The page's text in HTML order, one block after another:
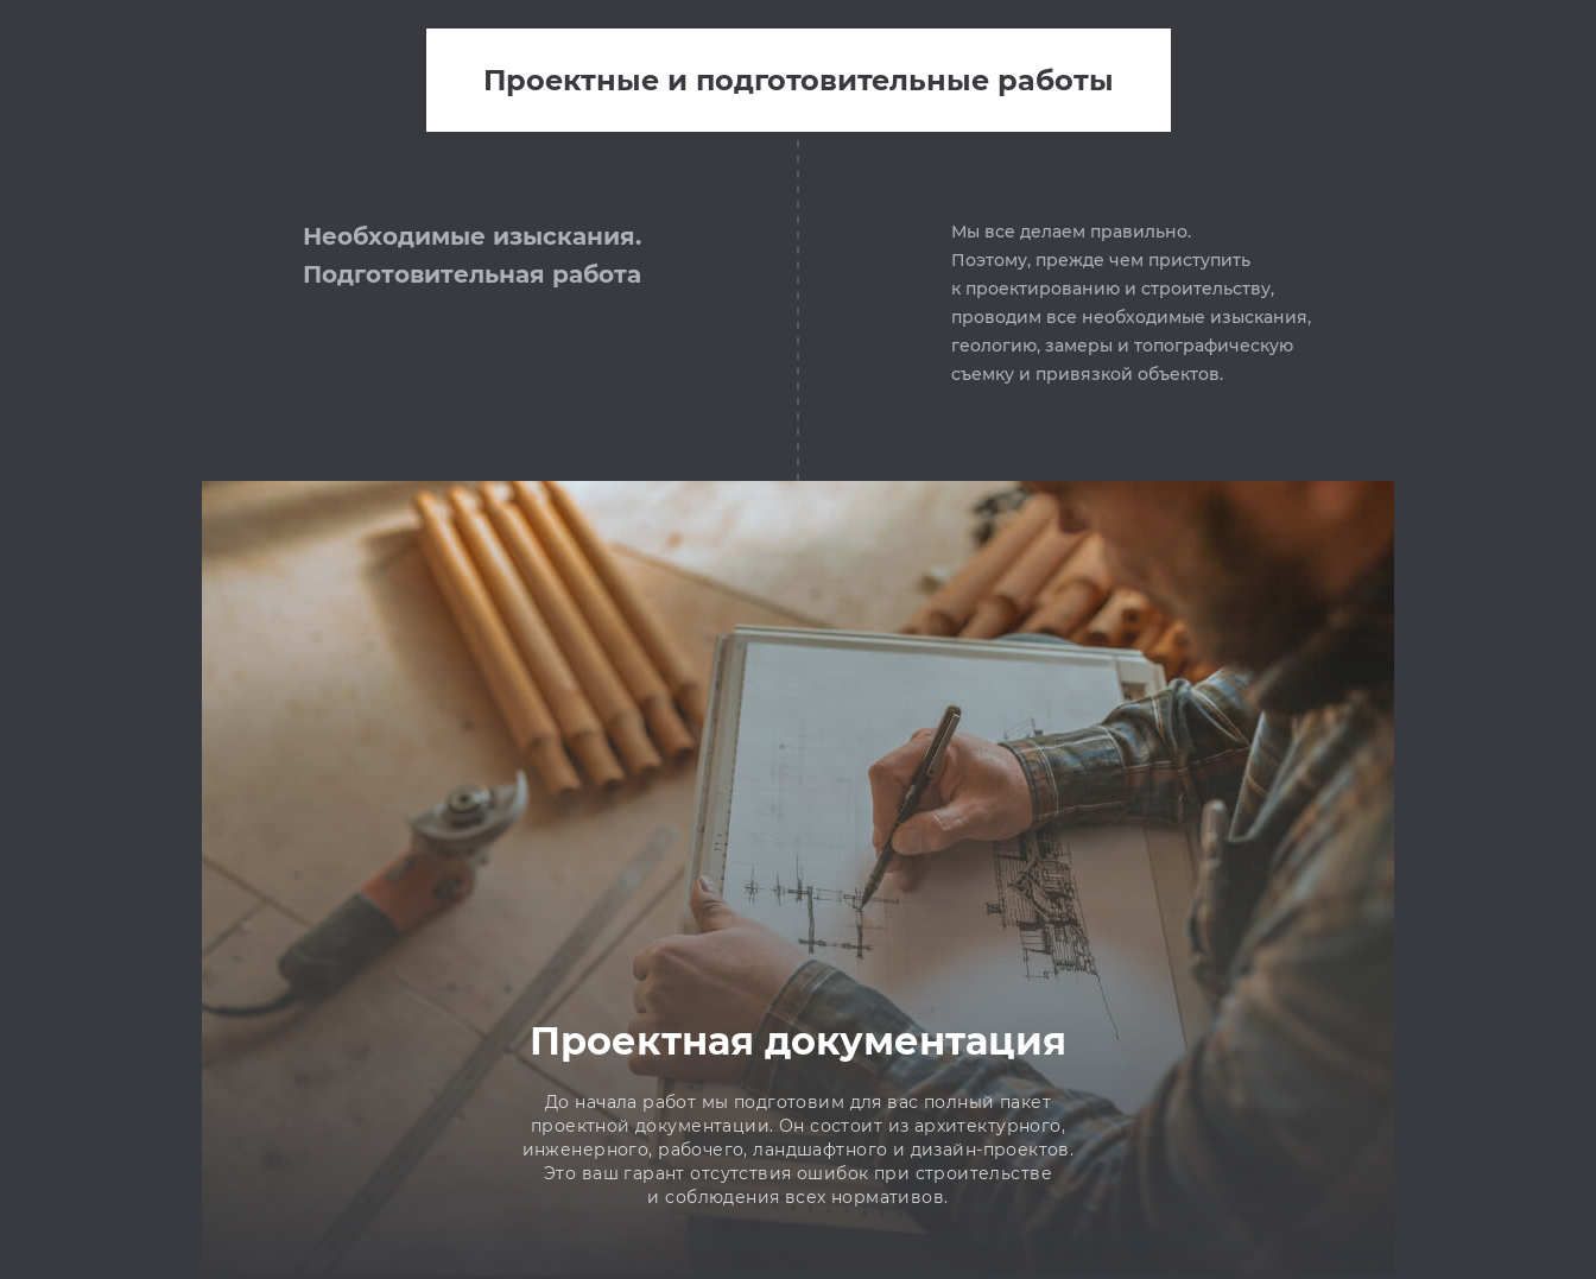
Проектные и подготовительные работы
Необходимые изыскания.
Подготовительная работа
Мы все делаем правильно.
Поэтому, прежде чем приступить
к проектированию и строительству,
проводим все необходимые изыскания,
геологию, замеры и топографическую
съемку и привязкой объектов.
Проектная документация
До начала работ мы подготовим для вас полный пакет
проектной документации. Он состоит из архитектурного,
инженерного, рабочего, ландшафтного и дизайн-проектов.
Это ваш гарант отсутствия ошибок при строительстве
и соблюдения всех нормативов.